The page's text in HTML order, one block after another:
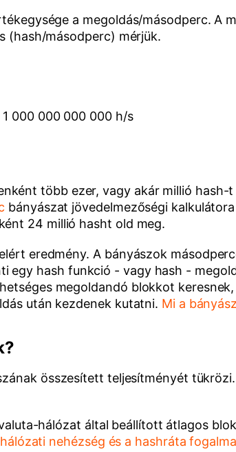
a megoldás/másodperc. A
(hash/másodperc) mérjük.
000 000 000 000 h/s
több ezer, vagy akár millió hash-
bányászat jövedelmezőségi
24 millió hasht old meg.
eredmény. A bányászok
hash funkció - vagy hash -
megoldandó blokkot
után kezdenek kutatni. Mi a
összesített teljesítményét
hálózat által beállított átlagos
nehézség és a hashráta fogalma